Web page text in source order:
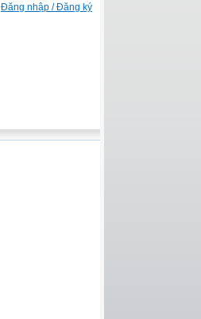
Đăng nhập / Đăng ký